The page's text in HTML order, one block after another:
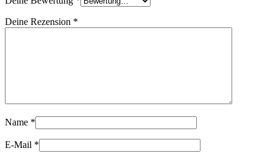
Deine Rezension *
Name *
E-Mail *